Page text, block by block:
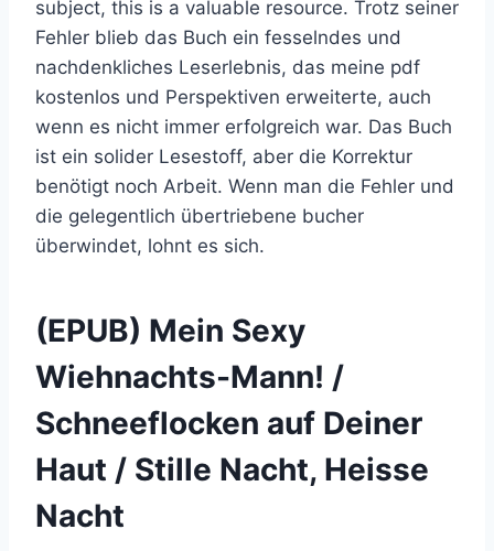
subject, this is a valuable resource. Trotz seiner
Fehler blieb das Buch ein fesselndes und
nachdenkliches Leserlebnis, das meine pdf
kostenlos und Perspektiven erweiterte, auch
wenn es nicht immer erfolgreich war. Das Buch
ist ein solider Lesestoff, aber die Korrektur
benötigt noch Arbeit. Wenn man die Fehler und
die gelegentlich übertriebene bucher
überwindet, lohnt es sich.
(EPUB) Mein Sexy
Wiehnachts-Mann! /
Schneeflocken auf Deiner
Haut / Stille Nacht, Heisse
Nacht